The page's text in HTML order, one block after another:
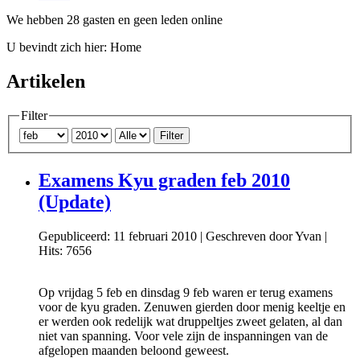
We hebben 28 gasten en geen leden online
U bevindt zich hier: Home
Artikelen
Filter
Filter
Examens Kyu graden feb 2010
(Update)
Gepubliceerd: 11 februari 2010 | Geschreven door Yvan |
Hits: 7656
Op vrijdag 5 feb en dinsdag 9 feb waren er terug examens
voor de kyu graden. Zenuwen gierden door menig keeltje en
er werden ook redelijk wat druppeltjes zweet gelaten, al dan
niet van spanning. Voor vele zijn de inspanningen van de
afgelopen maanden beloond geweest.